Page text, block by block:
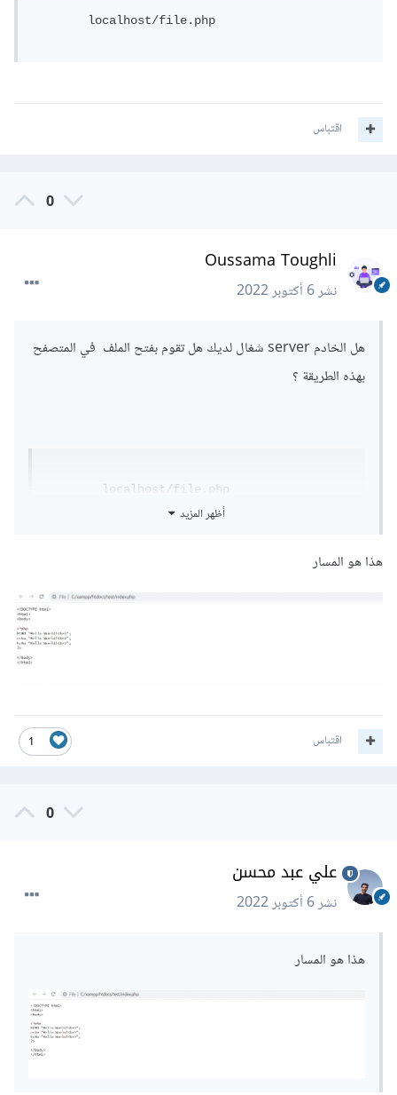
	localhost/file.php
اقتباس
0
Oussama Toughli
نشر6 أكتوبر 2022
هل الخادم server شغال لديك هل تقوم بفتح الملف في المتصفح
بهذه الطريقة ؟
	localhost/file.php
أظهر المزيد
هذا هو المسار
1 اقتباس
0
علي عبد محسن
نشر6 أكتوبر 2022
هذا هو المسار